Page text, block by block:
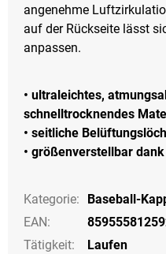
angenehme
auf der Rückseite lässt
anpassen.
• ultraleichtes,
schnelltrocknendes
• seitliche
• größenverstellbar
Kategorie:
Baseball-
EAN:
Tätigkeit:
Laufen